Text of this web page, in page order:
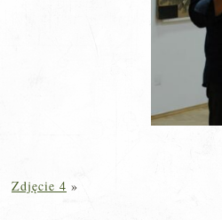
Zdjęcie 4 »